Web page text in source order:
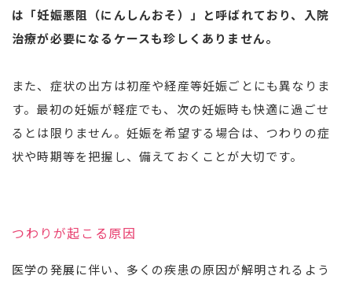
は「妊娠悪阻（にんしんおそ）」と呼ばれており、入院
治療が必要になるケースも珍しくありません。
また、症状の出方は初産や経産等妊娠ごとにも異なりま
す。最初の妊娠が軽症でも、次の妊娠時も快適に過ごせ
るとは限りません。妊娠を希望する場合は、つわりの症
状や時期等を把握し、備えておくことが大切です。
つわりが起こる原因
医学の発展に伴い、多くの疾患の原因が解明されるよう